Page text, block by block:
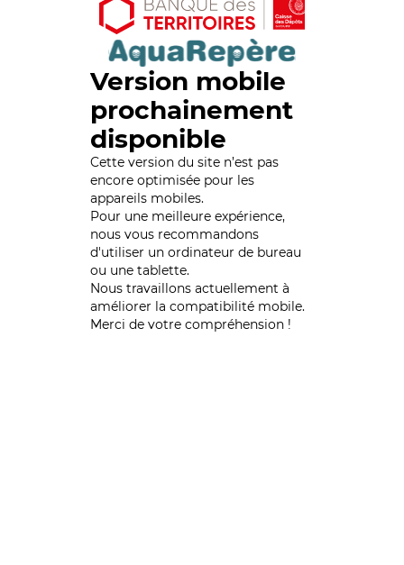
Version mobile
prochainement
disponible
Cette version du site n’est pas
encore optimisée pour les
appareils mobiles.
Pour une meilleure expérience,
nous vous recommandons
d'utiliser un ordinateur de bureau
ou une tablette.
Nous travaillons actuellement à
améliorer la compatibilité mobile.
Merci de votre compréhension !